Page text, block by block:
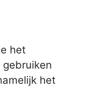
het
het